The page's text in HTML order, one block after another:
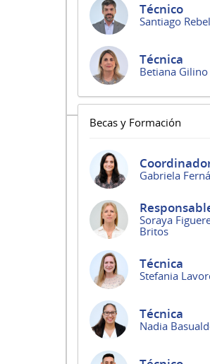
Técnico
Santiago
Técnica
Betiana Gilino
Becas y Formación
Gabriela
Soraya
Britos
Técnica
Stefania
Técnica
Nadia